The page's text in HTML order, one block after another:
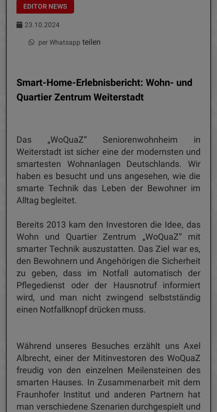
EDITOR NEWS
23.10.2024
per Whatsapp teilen
Smart-Home-Erlebnisbericht: Wohn- und
Quartier Zentrum Weiterstadt
Das „WoQuaZ“ Seniorenwohnheim in
Weiterstadt ist sicher eine der modernsten und
smartesten Wohnanlagen Deutschlands. Wir
haben es besucht und uns angesehen, wie die
smarte Technik das Leben der Bewohner im
Alltag begleitet.
Bereits 2013 kam den Investoren die Idee, das
Wohn und Quartier Zentrum „WoQuaZ“ mit
smarter Technik auszustatten. Das Ziel war es,
den Bewohnern und Angehörigen die Sicherheit
zu geben, dass im Notfall automatisch der
Pflegedienst oder der Hausnotruf informiert
wird, und man nicht zwingend selbstständig
einen Notfallknopf drücken muss.
Während unseres Besuches erzählt uns Axel
Albrecht, einer der Mitinvestoren des WoQuaZ
freudig von den einzelnen Meilensteinen des
smarten Hauses. In Zusammenarbeit mit dem
Fraunhofer Institut und anderen Partnern hat
man verschiedene Szenarien durchgespielt und